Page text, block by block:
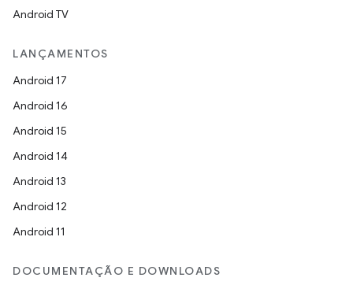
Android TV
LANÇAMENTOS
Android 17
Android 16
Android 15
Android 14
Android 13
Android 12
Android 11
DOCUMENTAÇÃO E DOWNLOADS